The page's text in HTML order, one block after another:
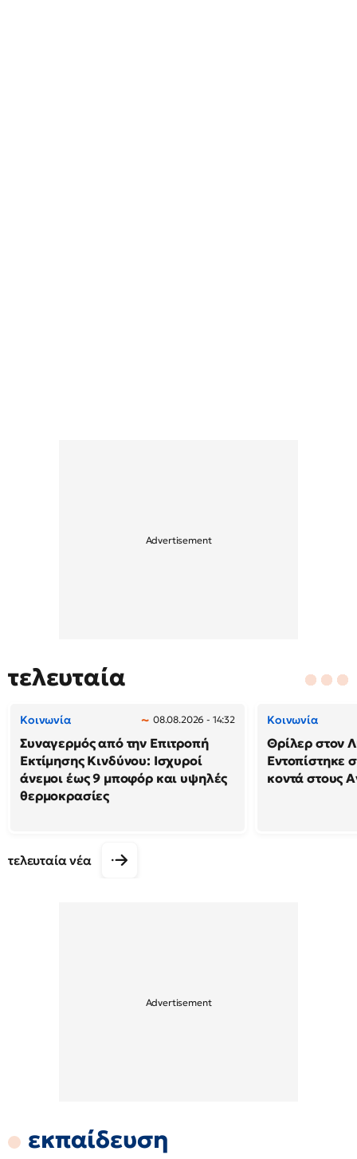
τελευταία
Κοινωνία 08.08.2026 - 14:32
Συναγερμός από την Επιτροπή
Εκτίμησης Κινδύνου: Ισχυροί
άνεμοι έως 9 μποφόρ και υψηλές
θερμοκρασίες
Κοινωνία
Θρίλερ στον
Εντοπίστηκε
κοντά στους
τελευταία νέα
εκπαίδευση